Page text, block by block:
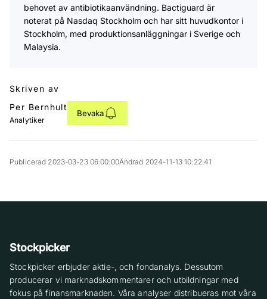
behovet av antibiotikaanvändning. Bactiguard är
noterat på Nasdaq Stockholm och har sitt huvudkontor i
Stockholm, med produktionsanläggningar i Sverige och
Malaysia.
Skriven av
Per Bernhult
Analytiker
Bevaka
Publicerad 2023-03-23 06:00:00Ändrad 2024-11-13 10:22:41
Stockpicker
Stockpicker erbjuder aktie-, och fondanalys. Dessutom
producerar vi marknadskommentarer och utbildningar med
fokus på finansmarknaden. Våra analyser distribueras mot våra